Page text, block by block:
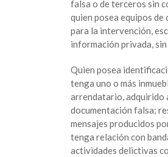
falsa o de terceros sin
quien posea equipos
para la intervención,
información privada,
Quien posea
tenga uno o más
arrendatario, adquirido
documentación falsa;
mensajes producidos
tenga relación con
actividades delictivas